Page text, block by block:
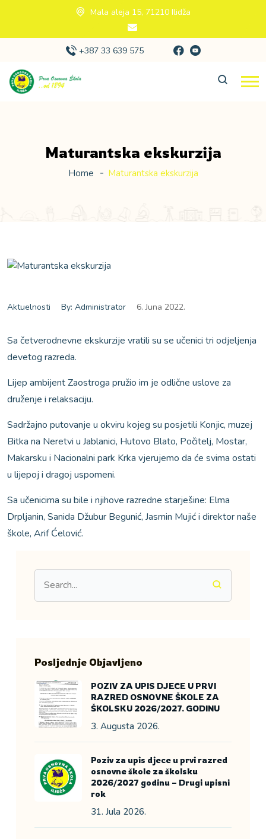
Mala aleja 15, 71210 Ilidža
+387 33 639 575
Maturantska ekskurzija
Home Maturantska ekskurzija
Aktuelnosti By: Administrator 6. Juna 2022.
Sa četverodnevne ekskurzije vratili su se učenici tri odjeljenja
devetog razreda.
Lijep ambijent Zaostroga pružio im je odlične uslove za
druženje i relaksaciju.
Sadržajno putovanje u okviru kojeg su posjetili Konjic, muzej
Bitka na Neretvi u Jablanici, Hutovo Blato, Počitelj, Mostar,
Makarsku i Nacionalni park Krka vjerujemo da će svima ostati
u lijepoj i dragoj uspomeni.
Sa učenicima su bile i njihove razredne starješine: Elma
Drpljanin, Sanida Džubur Begunić, Jasmin Mujić i direktor naše
škole, Arif Ćelović.
Posljednje Objavljeno
POZIV ZA UPIS DJECE U PRVI
RAZRED OSNOVNE ŠKOLE ZA
ŠKOLSKU 2026/2027. GODINU
3. Augusta 2026.
Poziv za upis djece u prvi razred
osnovne škole za školsku
2026/2027 godinu – Drugi upisni
rok
31. Jula 2026.